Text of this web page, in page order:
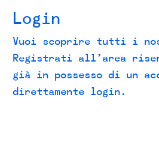
Login
Vuoi scoprire tutti i
Registrati all’area
già in possesso di un
direttamente login.